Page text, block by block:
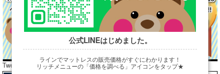
Tweets by araibed300
公式LINEはじめました。
ラインでマットレスの販売価格がすぐにわかります！
リッチメニューの「価格を調べる」アイコンをタップ★